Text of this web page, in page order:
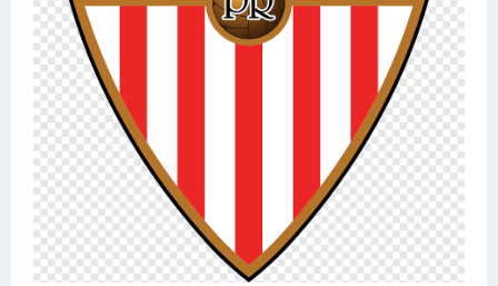
Футбол
Баскетбол
Хоккей
Велогонки
Конькобежный спорт
Тренажеры
Интерьер квартиры